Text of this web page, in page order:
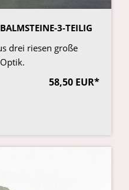
3-TEILIG
drei riesen große
58,50 EUR*